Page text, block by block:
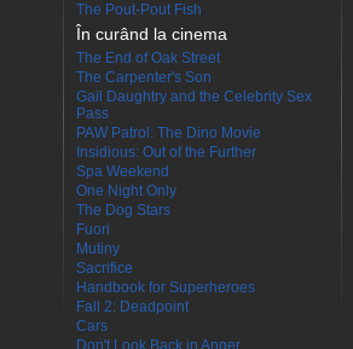
The Pout-Pout Fish
În curând la cinema
The End of Oak Street
The Carpenter's Son
Gail Daughtry and the Celebrity Sex
Pass
PAW Patrol: The Dino Movie
Insidious: Out of the Further
Spa Weekend
One Night Only
The Dog Stars
Fuori
Mutiny
Sacrifice
Handbook for Superheroes
Fall 2: Deadpoint
Cars
Don't Look Back in Anger